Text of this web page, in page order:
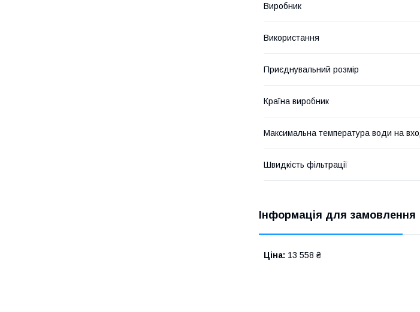
Виробник
Використання
Приєднувальний розмір
Країна виробник
Максимальна температура води на
Швидкість фільтрації
Інформація для замовлення
Ціна: 13 558 ₴